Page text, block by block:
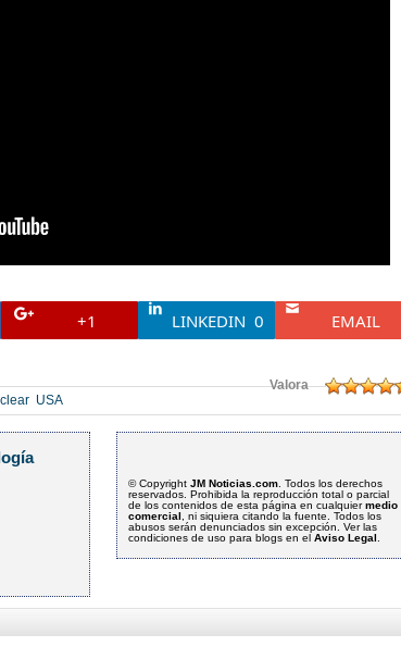
+1 LINKEDIN 0 EMAIL
Valora
USA
© Copyright JM Noticias.com . Todos los derechos
reservados. Prohibida la reproducción total o parcial
de los contenidos de esta página en cualquiermedio
comercial , ni siquiera citando la fuente. Todos los
abusos serán denunciados sin excepción. Ver las
condiciones de uso para blogs en el Aviso Legal